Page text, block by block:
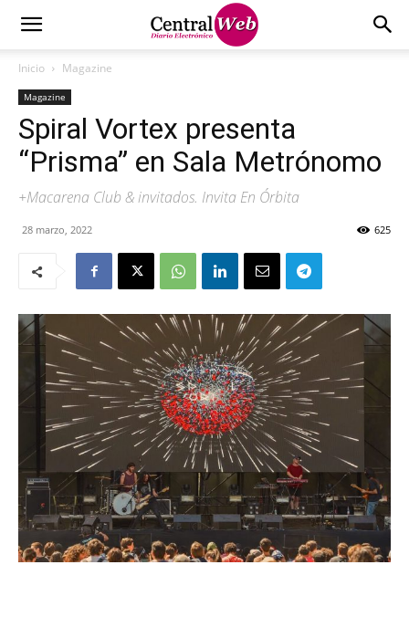
Inicio Magazine
Magazine
Spiral Vortex presenta
“Prisma” en Sala Metrónomo
+Macarena Club & invitados. Invita En Órbita
28 marzo, 2022 625